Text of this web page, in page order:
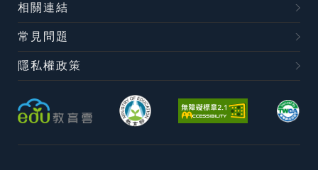
相關連結
常見問題
隱私權政策